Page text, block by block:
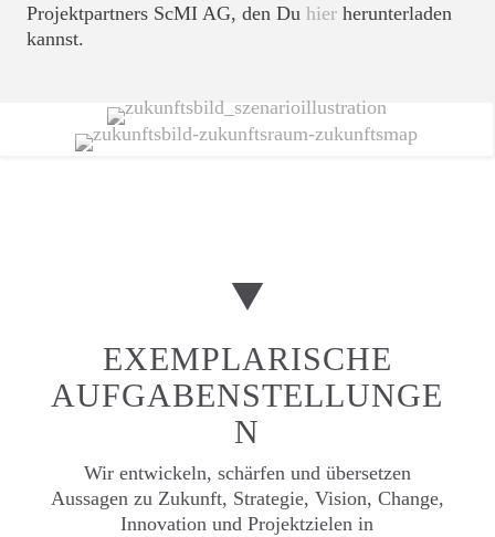
Projektpartners ScMI AG, den Duhier herunterladen
kannst.
EXEMPLARISCHE
AUFGABENSTELLUNGE
N
Wir entwickeln, schärfen und übersetzen
Aussagen zu Zukunft, Strategie, Vision, Change,
Innovation und Projektzielen in